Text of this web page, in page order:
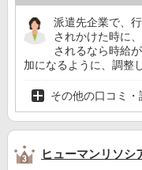
派遣先企業で、
されかけた時に
されるなら時給
加になるように、調整
その他の口コミ・
ヒューマンリソシ